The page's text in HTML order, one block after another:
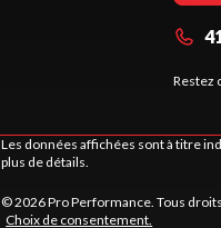
Restez
Les données affichées sont à titre
plus de détails.
© 2026 Pro Performance. Tous
Choix de consentement.